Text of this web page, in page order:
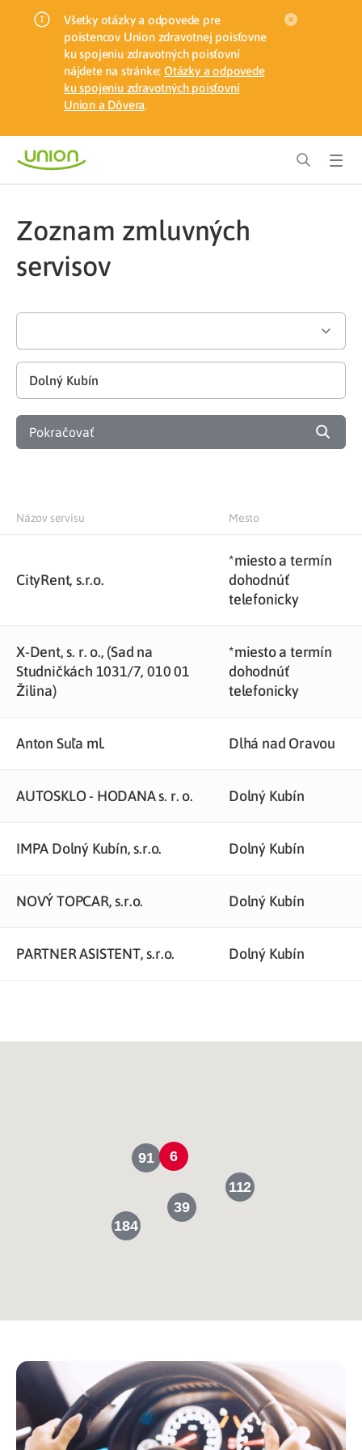
Všetky otázky a odpovede pre
poistencov Union zdravotnej poisťovne
ku spojeniu zdravotných poisťovní
nájdete na stránke: Otázky a odpovede
ku spojeniu zdravotných poisťovní
Union a Dôvera.
Zoznam zmluvných
servisov
Pokračovať
Názov servisu Mesto
CityRent, s.r.o.
*miesto a termín
dohodnúť
telefonicky
X-Dent, s. r. o., (Sad na
Studničkách 1031/7, 010 01
Žilina)
*miesto a termín
dohodnúť
telefonicky
Anton Suľa ml. Dlhá nad Oravou
AUTOSKLO - HODANA s. r. o. Dolný Kubín
IMPA Dolný Kubín, s.r.o. Dolný Kubín
NOVÝ TOPCAR, s.r.o. Dolný Kubín
PARTNER ASISTENT, s.r.o. Dolný Kubín
6
112
91
184
39